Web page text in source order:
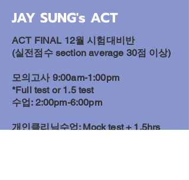
JAY SUNG's ACT
ACT FINAL 12월 시험대비반
(실전점수 section average 30점 이상)
모의고사 9:00am-1:00pm
*Full test or 1.5 test
수업: 2:00pm-6:00pm
​개인클리닉수업: Mock test + 1.5hrs